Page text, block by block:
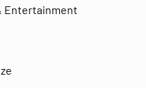
Entertainment